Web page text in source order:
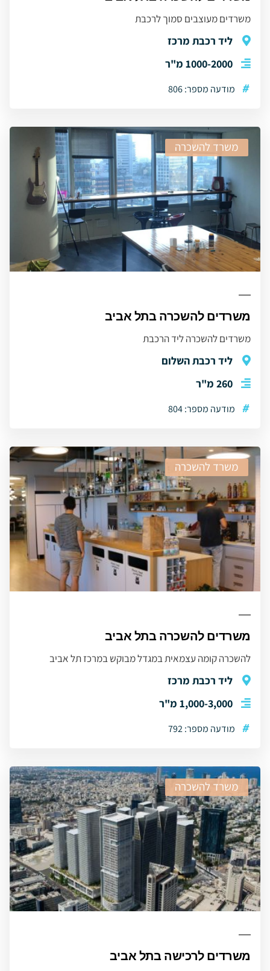
משרדים מעוצבים סמוך לרכבת
ליד רכבת מרכז
1000-2000 מ"ר
# מודעה מספר: 806
משרד להשכרה
משרדים להשכרה בתל אביב
משרדים להשכרה ליד הרכבת
ליד רכבת השלום
260 מ"ר
# מודעה מספר: 804
משרד להשכרה
משרדים להשכרה בתל אביב
להשכרה קומה עצמאית במגדל מבוקש במרכז תל אביב
ליד רכבת מרכז
1,000-3,000 מ"ר
# מודעה מספר: 792
משרד להשכרה
משרדים לרכישה בתל אביב